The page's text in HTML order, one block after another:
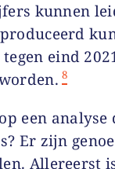
kunnen
eind
8
een analyse
Er zijn
Allereerst